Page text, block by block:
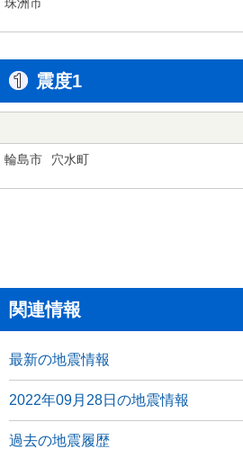
震度1
輪島市 穴水町
関連情報
最新の地震情報
2022年09月28日の地震情報
過去の地震履歴